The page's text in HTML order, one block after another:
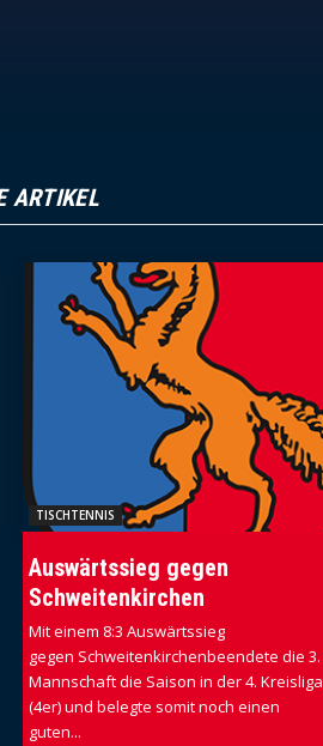
ARTIKEL
TISCHTENNIS
Auswärtssieg gegen
Schweitenkirchen
Mit einem 8:3 Auswärtssieg
gegen Schweitenkirchenbeendete die 3.
Mannschaft die Saison in der 4. Kreisliga
(4er) und belegte somit noch einen
guten...